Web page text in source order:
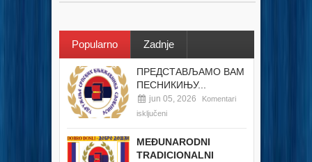
Popularno Zadnje
ПРЕДСТАВЉАМО ВАМ
ПЕСНИКИЊУ...
jun 05, 2026
Komentari
isključeni
MEĐUNARODNI
TRADICIONALNI